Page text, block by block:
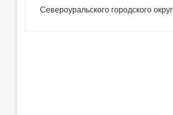
Североуральского городского